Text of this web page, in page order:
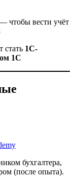
чтобы вести учёт
стать 1С-
1С
бухгалтера,
(после опыта).